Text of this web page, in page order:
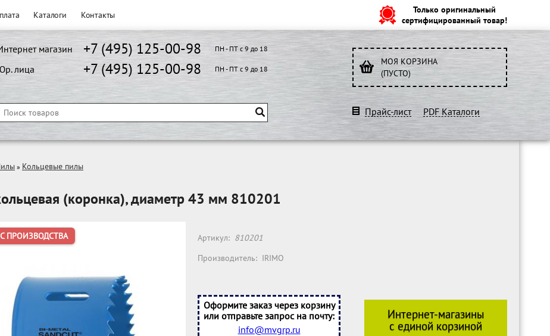
Каталоги Контакты
Только оригинальный
сертифицированный товар!
магазин +7 (495) 125-00-98 ПН - ПТ с 9 до 18
лица +7 (495) 125-00-98 ПН - ПТ с 9 до 18
МОЯ КОРЗИНА
(ПУСТО)
Прайс-лист PDF Каталоги
» Кольцевые пилы
(коронка), диаметр 43 мм 810201
ПРОИЗВОДСТВА Артикул: 810201
Производитель: IRIMO
Оформите заказ через корзину
или отправьте запрос на почту:
info@mvgrp.ru
Интернет-магазины
с единой корзиной